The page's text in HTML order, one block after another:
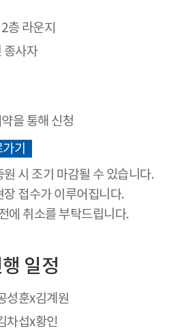
층 라운지
종사자
을 통해 신청
기
시 조기 마감될 수 있습니다.
접수가 이루어집니다.
에 취소를 부탁드립니다.
일정
성훈x김계원
차섭x황인